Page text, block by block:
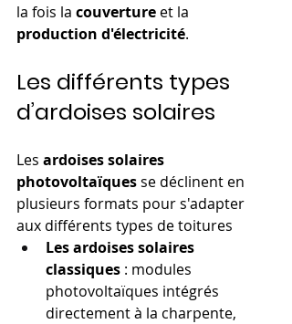
la fois la couverture et la
production d'électricité.
Les différents types
d’ardoises solaires
Les ardoises solaires
photovoltaïques se déclinent en
plusieurs formats pour s'adapter
aux différents types de toitures
Les ardoises solaires
classiques : modules
photovoltaïques intégrés
directement à la charpente,